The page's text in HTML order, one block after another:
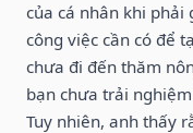
của cá nhân khi phải
công việc cần có để
chưa đi đến thăm
bạn chưa trải nghiệm
Tuy nhiên, anh thấy